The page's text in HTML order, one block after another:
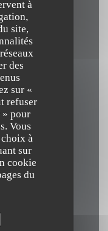
à
site,
des
sur «
refuser
» pour
Vous
à
sur
cookie
du
Mastercard,
Carte Bleue
21h30